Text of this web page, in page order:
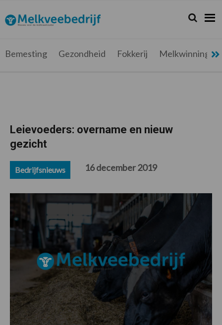
de
hoofdnavigatie
de
hoofd
de
eerste
de
voettekst
Melkveebedrijf.be
Nieuws
melkveehouder
Zoeken...
Zoek
Bemesting Gezondheid Fokkerij Melkwinning
Leievoeders: overname en nieuw
gezicht
Bedrijfsnieuws 16 december 2019